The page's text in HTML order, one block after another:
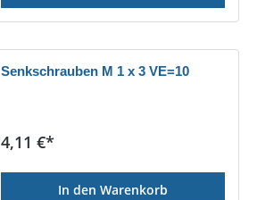
Senkschrauben M 1 x 3 VE=10
Regulärer Preis:
4,11 €*
In den Warenkorb